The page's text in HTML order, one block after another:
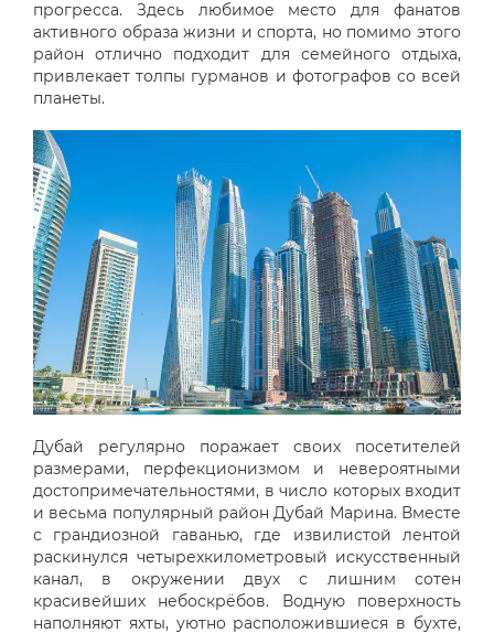
прогресса. Здесь любимое место для фанатов
активного образа жизни и спорта, но помимо этого
район отлично подходит для семейного отдыха,
привлекает толпы гурманов и фотографов со всей
планеты.
Дубай регулярно поражает своих посетителей
размерами, перфекционизмом и невероятными
достопримечательностями, в число которых входит
и весьма популярный район Дубай Марина. Вместе
с грандиозной гаванью, где извилистой лентой
раскинулся четырехкилометровый искусственный
канал, в окружении двух с лишним сотен
красивейших небоскрёбов. Водную поверхность
наполняют яхты, уютно расположившиеся в бухте,